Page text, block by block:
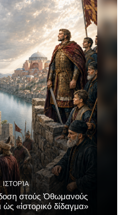
ΙΣΤΟΡΊΑ
στούς Ὀθωμανούς
ὡς «ἱστορικό δίδαγμα»